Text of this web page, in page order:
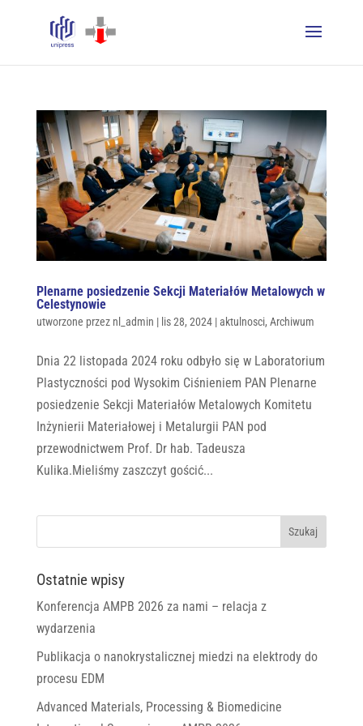
Plenarne posiedzenie Sekcji Materiałów Metalowych w
Celestynowie
utworzone przez nl_admin | lis 28, 2024|aktulnosci, Archiwum
Dnia 22 listopada 2024 roku odbyło się w Laboratorium
Plastyczności pod Wysokim Ciśnieniem PAN Plenarne
posiedzenie Sekcji Materiałów Metalowych Komitetu
Inżynierii Materiałowej i Metalurgii PAN pod
przewodnictwem Prof. Dr hab. Tadeusza
Kulika.Mieliśmy zaszczyt gościć...
Ostatnie wpisy
Konferencja AMPB 2026 za nami – relacja z
wydarzenia
Publikacja o nanokrystalicznej miedzi na elektrody do
procesu EDM
Advanced Materials, Processing & Biomedicine